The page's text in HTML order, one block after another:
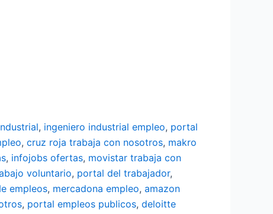
, ingeniero industrial empleo, portal
, cruz roja trabaja con nosotros, makro
, infojobs ofertas, movistar trabaja con
voluntario, portal del trabajador,
empleos, mercadona empleo, amazon
, portal empleos publicos, deloitte